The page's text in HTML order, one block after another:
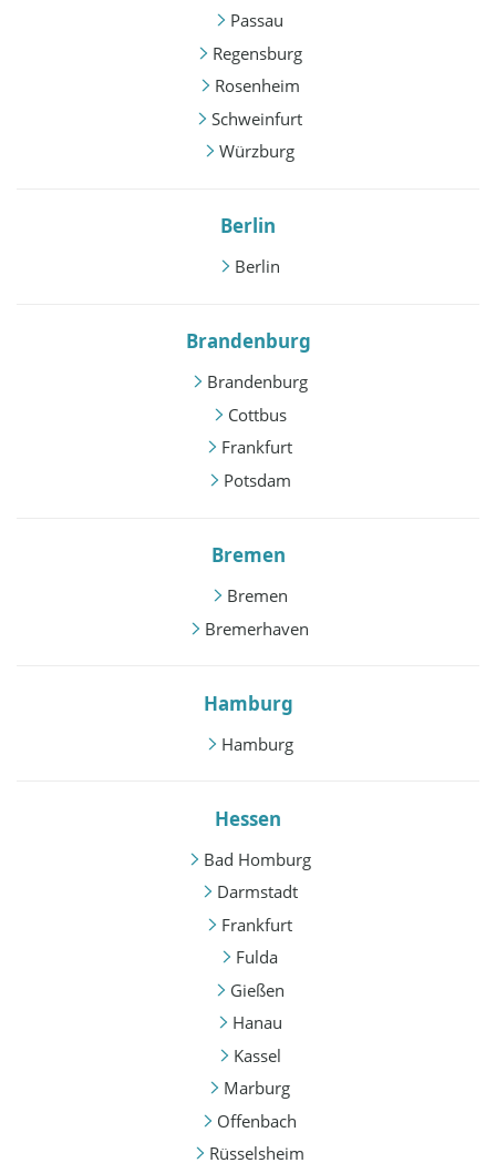
Passau
Regensburg
Rosenheim
Schweinfurt
Würzburg
Berlin
Berlin
Brandenburg
Brandenburg
Cottbus
Frankfurt
Potsdam
Bremen
Bremen
Bremerhaven
Hamburg
Hamburg
Hessen
Bad Homburg
Darmstadt
Frankfurt
Fulda
Gießen
Hanau
Kassel
Marburg
Offenbach
Rüsselsheim